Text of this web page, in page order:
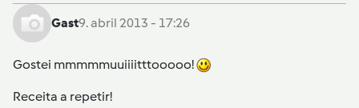
Gast9. abril 2013 - 17:26
Gostei mmmmmuuiiiitttooooo!
Receita a repetir!